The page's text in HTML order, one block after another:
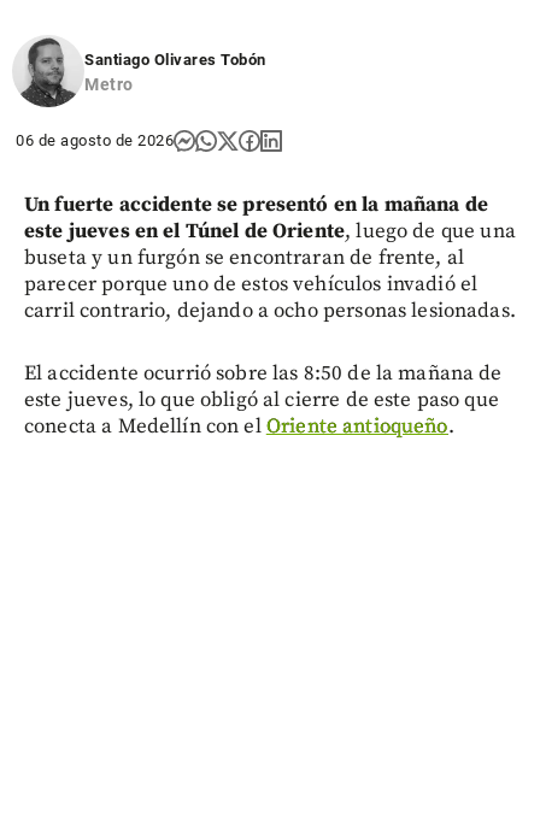
Santiago Olivares Tobón
Metro
06 de agosto de 2026
Un fuerte accidente se presentó en la mañana de
este jueves en el Túnel de Oriente, luego de que una
buseta y un furgón se encontraran de frente, al
parecer porque uno de estos vehículos invadió el
carril contrario, dejando a ocho personas lesionadas.
El accidente ocurrió sobre las 8:50 de la mañana de
este jueves, lo que obligó al cierre de este paso que
conecta a Medellín con elOriente antioqueño.